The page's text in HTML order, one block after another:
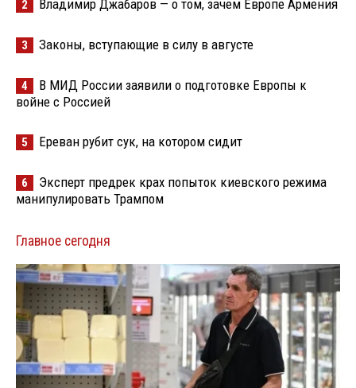
2 Владимир Джабаров — о том, зачем Европе Армения
3 Законы, вступающие в силу в августе
4
В МИД России заявили о подготовке Европы к
войне с Россией
5 Ереван рубит сук, на котором сидит
6
Эксперт предрек крах попыток киевского режима
манипулировать Трампом
Главное сегодня